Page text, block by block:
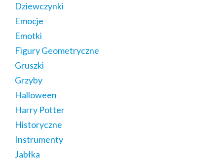
Dziewczynki
Emocje
Emotki
Figury Geometryczne
Gruszki
Grzyby
Halloween
Harry Potter
Historyczne
Instrumenty
Jabłka